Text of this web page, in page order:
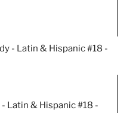
Latin & Hispanic #18 -